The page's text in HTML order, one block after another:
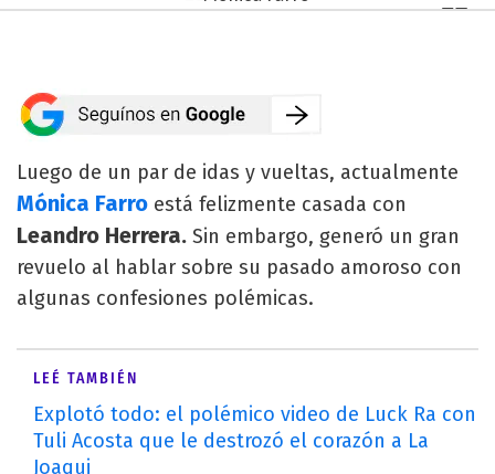
Luego de un par de idas y vueltas, actualmente
Mónica Farro está felizmente casada con
Leandro Herrera. Sin embargo, generó un gran
revuelo al hablar sobre su pasado amoroso con
algunas confesiones polémicas.
LEÉ TAMBIÉN
Explotó todo: el polémico video de Luck Ra con
Tuli Acosta que le destrozó el corazón a La
Joaqui